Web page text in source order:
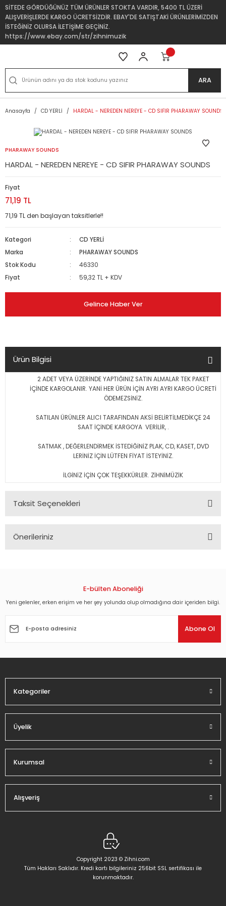
SİTEDE GÖRDÜĞÜNÜZ TÜM ÜRÜNLER STOKTA VARDIR, 5400 TL ÜZERİ
ALIŞVERİŞLERDE KARGO ÜCRETSİZDİR. EBAY'DE SATIŞTAKİ ÜRÜNLERİMİZDEN
İSTEĞİNİZ OLURSA İLETİŞİME GEÇİNİZ.
https://www.ebay.com/str/zihnimuzik
ARA
Anasayfa CD YERLİ HARDAL - NEREDEN NEREYE - CD SIFIR PHARAWAY SOUNDS
PHARAWAY SOUNDS
HARDAL - NEREDEN NEREYE - CD SIFIR PHARAWAY SOUNDS
Fiyat
71,19 TL
71,19 TL den başlayan taksitlerle!!
Kategori
CD YERLİ
Marka
PHARAWAY SOUNDS
Stok Kodu
46330
Fiyat
59,32 TL + KDV
Gelince Haber Ver
Ürün Bilgisi
2 ADET VEYA ÜZERİNDE YAPTIĞINIZ SATIN ALMALAR TEK PAKET
İÇİNDE KARGOLANIR. YANİ HER ÜRÜN İÇİN AYRI AYRI KARGO ÜCRETİ
ÖDEMEZSİNİZ.
SATILAN ÜRÜNLER ALICI TARAFINDAN AKSİ BELİRTİLMEDİKÇE 24
SAAT İÇİNDE KARGOYA VERİLİR, .
SATMAK , DEĞERLENDİRMEK İSTEDİĞİNİZ PLAK, CD, KASET, DVD
LERİNİZ İÇİN LÜTFEN FİYAT İSTEYİNİZ.
İLGİNİZ İÇİN ÇOK TEŞEKKÜRLER. ZİHNİMÜZİK
Taksit Seçenekleri
Önerileriniz
Görüş ve önerileriniz için teşekkür ederiz.
Ürün açıklamasında eksik bilgiler bulunuyor.
E-bülten Aboneliği
Yeni gelenler, erken erişim ve her şey yolunda olup olmadığına dair içeriden bilgi.
Abone Ol
Kategoriler
Üyelik
Kurumsal
Alışveriş
Copyright 2023 © Zihni.com
Tüm Hakları Saklıdır. Kredi kartı bilgileriniz 256bit SSL sertifikası ile
korunmaktadır.